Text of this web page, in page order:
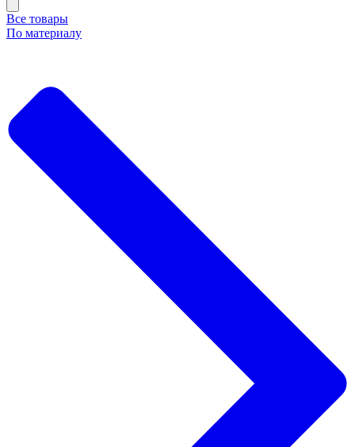
Все товары
По материалу